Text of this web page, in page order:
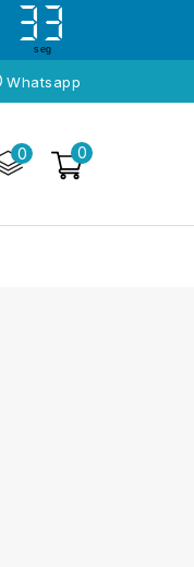
32
32
seg
Whatsapp
0
0